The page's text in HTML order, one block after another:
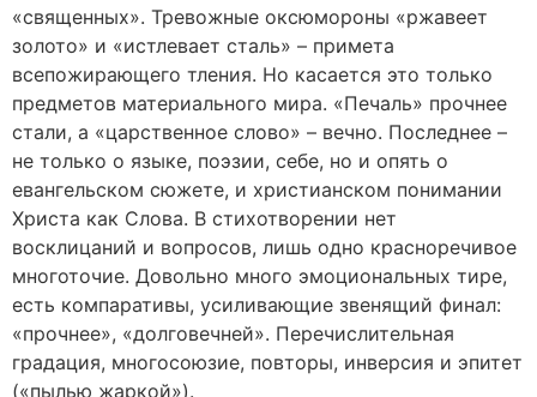
«священных». Тревожные оксюмороны «ржавеет
золото» и «истлевает сталь» – примета
всепожирающего тления. Но касается это только
предметов материального мира. «Печаль» прочнее
стали, а «царственное слово» – вечно. Последнее –
не только о языке, поэзии, себе, но и опять о
евангельском сюжете, и христианском понимании
Христа как Слова. В стихотворении нет
восклицаний и вопросов, лишь одно красноречивое
многоточие. Довольно много эмоциональных тире,
есть компаративы, усиливающие звенящий финал:
«прочнее», «долговечней». Перечислительная
градация, многосоюзие, повторы, инверсия и эпитет
(«пылью жаркой»).